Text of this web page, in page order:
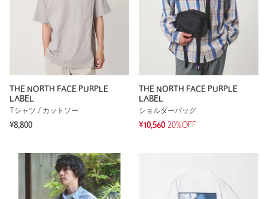
THE NORTH FACE PURPLE
LABEL
Tシャツ / カットソー
¥8,800
THE NORTH FACE PURPLE
LABEL
ショルダーバッグ
¥10,560 20%OFF